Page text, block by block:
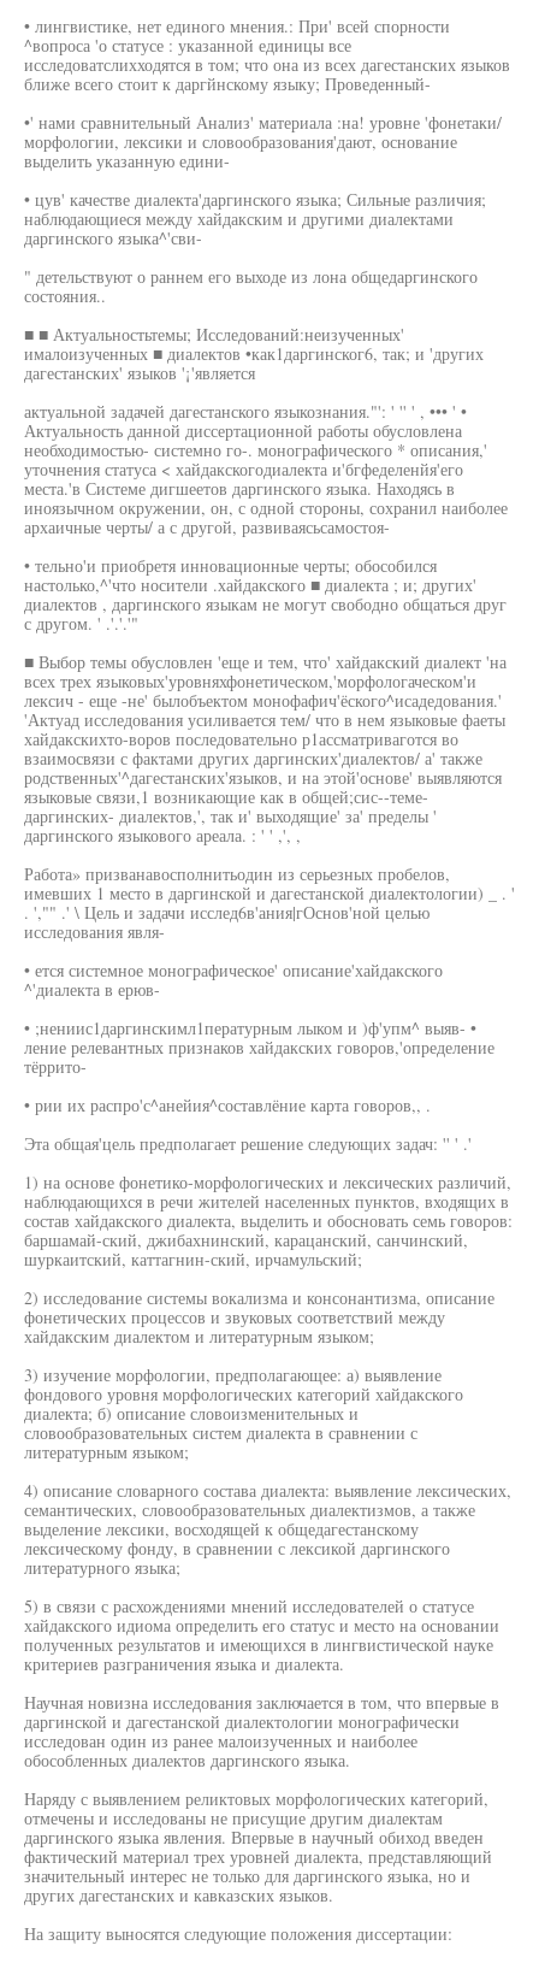
• лингвистике, нет единого мнения.: При' всей спорности
^вопроса 'о статусе : указанной единицы все
исследоватслихходятся в том; что она из всех дагестанских языков
ближе всего стоит к даргйнскому языку; Проведенный-
•' нами сравнительный Анализ' материала :на! уровне 'фонетаки/
морфологии, лексики и словообразования'дают, основание
выделить указанную едини-
• цув' качестве диалекта'даргинского языка; Сильные различия;
наблюдающиеся между хайдакским и другими диалектами
даргинского языка^'сви-
" детельствуют о раннем его выходе из лона общедаргинского
состояния..
■ ■ Актуальностьтемы; Исследований:неизученных'
ималоизученных ■ диалектов •как1даргинског6, так; и 'других
дагестанских' языков '¡'является
актуальной задачей дагестанского языкознания."': ' '' ' , ••• ' •
Актуальность данной диссертационной работы обусловлена
необходимостью- системно го-. монографического * описания,'
уточнения статуса < хайдакскогодиалекта и'бгфеделенйя'его
места.'в Системе дигшеетов даргинского языка. Находясь в
иноязычном окружении, он, с одной стороны, сохранил наиболее
архаичные черты/ а с другой, развиваясьсамостоя-
• тельно'и приобретя инновационные черты; обособился
настолько,^'что носители .хайдакского ■ диалекта ; и; других'
диалектов , даргинского языкам не могут свободно общаться друг
с другом. ' .'.'.'"
■ Выбор темы обусловлен 'еще и тем, что' хайдакский диалект 'на
всех трех языковых'уровняхфонетическом,'морфологаческом'и
лексич - еще -не' былобъектом монофафич'ёского^исадедования.'
'Актуад исследования усиливается тем/ что в нем языковые фаеты
хайдакскихто-воров последовательно р1ассматриваготся во
взаимосвязи с фактами других даргинских'диалектов/ а' также
родственных'^дагестанских'языков, и на этой'основе' выявляются
языковые связи,1 возникающие как в общей;сис--теме-
даргинских- диалектов,', так и' выходящие' за' пределы '
даргинского языкового ареала. : ' ' ,', ,
Работа» призванавосполнитьодин из серьезных пробелов,
имевших 1 место в даргинской и дагестанской диалектологии) _ . '
. ',"" .' \ Цель и задачи исслед6в'ания|гОснов'ной целью
исследования явля-
• ется системное монографическое' описание'хайдакского
^'диалекта в ерюв-
• ;нениис1даргинскимл1пературным лыком и )ф'упм^ выяв- •
ление релевантных признаков хайдакских говоров,'определение
тёррито-
• рии их распро'с^анейия^составлёние карта говоров,, .
Эта общая'цель предполагает решение следующих задач: '' ' .'
1) на основе фонетико-морфологических и лексических различий,
наблюдающихся в речи жителей населенных пунктов, входящих в
состав хайдакского диалекта, выделить и обосновать семь говоров:
баршамай-ский, джибахнинский, карацанский, санчинский,
шуркаитский, каттагнин-ский, ирчамульский;
2) исследование системы вокализма и консонантизма, описание
фонетических процессов и звуковых соответствий между
хайдакским диалектом и литературным языком;
3) изучение морфологии, предполагающее: а) выявление
фондового уровня морфологических категорий хайдакского
диалекта; б) описание словоизменительных и
словообразовательных систем диалекта в сравнении с
литературным языком;
4) описание словарного состава диалекта: выявление лексических,
семантических, словообразовательных диалектизмов, а также
выделение лексики, восходящей к общедагестанскому
лексическому фонду, в сравнении с лексикой даргинского
литературного языка;
5) в связи с расхождениями мнений исследователей о статусе
хайдакского идиома определить его статус и место на основании
полученных результатов и имеющихся в лингвистической науке
критериев разграничения языка и диалекта.
Научная новизна исследования заключается в том, что впервые в
даргинской и дагестанской диалектологии монографически
исследован один из ранее малоизученных и наиболее
обособленных диалектов даргинского языка.
Наряду с выявлением реликтовых морфологических категорий,
отмечены и исследованы не присущие другим диалектам
даргинского языка явления. Впервые в научный обиход введен
фактический материал трех уровней диалекта, представляющий
значительный интерес не только для даргинского языка, но и
других дагестанских и кавказских языков.
На защиту выносятся следующие положения диссертации: